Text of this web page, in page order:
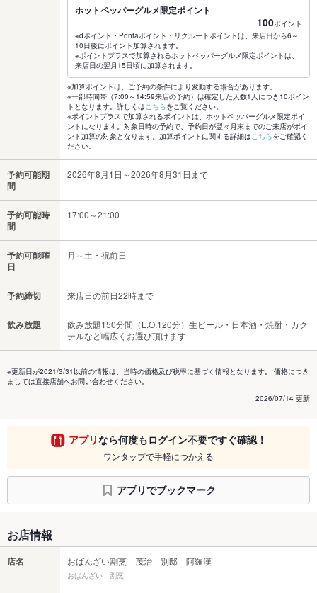
ホットペッパーグルメ限定ポイント
100ポイント
※dポイント・Pontaポイント・リクルートポイントは、来店日から6～
10日後にポイント加算されます。
※ポイントプラスで加算されるホットペッパーグルメ限定ポイントは、
来店日の翌月15日頃に加算されます。
※加算ポイントは、ご予約の条件により変動する場合があります。
※一部時間帯（7:00～14:59来店の予約）は確定した人数1人につき10ポイン
トとなります。詳しくはこちらをご覧ください。
※ポイントプラスで加算されるポイントは、ホットペッパーグルメ限定ポイ
ントになります。対象日時の予約で、予約日が翌々月末までのご来店がポイ
ント加算の対象となります。加算ポイントに関する詳細はこちらをご確認く
ださい。
予約可能期
間
2026年8月1日～2026年8月31日まで
予約可能時
間
17:00～21:00
予約可能曜
日
月～土・祝前日
予約締切 来店日の前日22時まで
飲み放題
飲み放題150分間（L.O.120分）生ビール・日本酒・焼酎・カク
テルなど幅広くお選び頂けます
※更新日が2021/3/31以前の情報は、当時の価格及び税率に基づく情報となります。 価格につき
ましては直接店舗へお問い合わせください。
2026/07/14 更新
アプリなら何度もログイン不要ですぐ確認！
ワンタップで手軽につかえる
アプリでブックマーク
お店情報
店名 おばんざい割烹 茂治 別邸 阿羅漢
おばんざい 割烹